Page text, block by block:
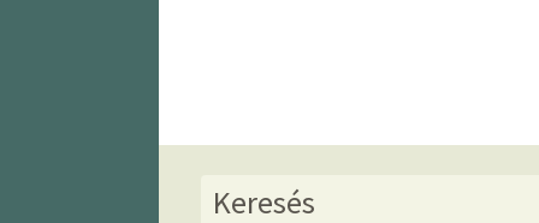
Keresés